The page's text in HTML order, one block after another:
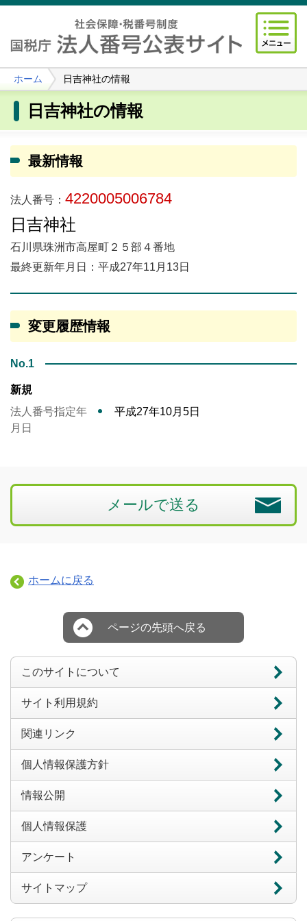
ホーム 日吉神社の情報
日吉神社の情報
最新情報
法人番号： 4220005006784
日吉神社
石川県珠洲市高屋町２５部４番地
最終更新年月日：平成27年11月13日
変更履歴情報
No.1
新規
法人番号指定年
月日
平成27年10月5日
メールで送る
ホームに戻る
ページの先頭へ戻る
このサイトについて
サイト利用規約
関連リンク
個人情報保護方針
情報公開
個人情報保護
アンケート
サイトマップ